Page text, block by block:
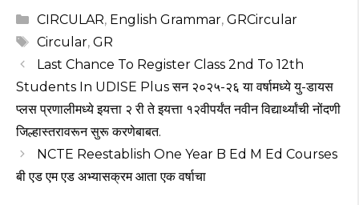
a
ts
A
p
p
c
e
b
o
o
k
e
g
ra
m
it
r
te
st
Categories
CIRCULAR, English Grammar, GRCircular
Tags
Circular, GR
Last Chance To Register Class 2nd To 12th
Students In UDISE Plus सन २०२५-२६ या वर्षामध्ये यु-डायस
प्लस प्रणालीमध्ये इयत्ता २ री ते इयत्ता १२वीपर्यंत नवीन विद्यार्थ्यांची नोंदणी
जिल्हास्तरावरून सुरू करणेबाबत.
NCTE Reestablish One Year B Ed M Ed Courses
बी एड एम एड अभ्यासक्रम आता एक वर्षाचा